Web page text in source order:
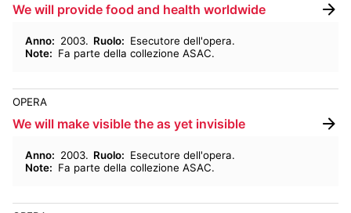
We will provide food and health worldwide
Anno: 2003 Ruolo: Esecutore dell'opera
Note: Fa parte della collezione ASAC
OPERA
We will make visible the as yet invisible
Anno: 2003 Ruolo: Esecutore dell'opera
Note: Fa parte della collezione ASAC